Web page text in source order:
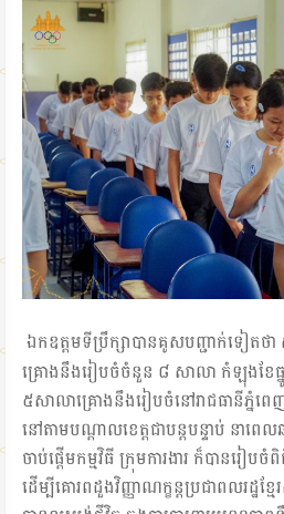
ឯកឧត្តមទីប្រឹក្សាបានគូសបញ្ជាក់ទៀតថា ស
គ្រោងនឹងរៀបចំចំនួន ៨ សាលា កំឡុងខែធ្នូ
៥សាលាគ្រោងនឹងរៀបចំនៅរាជធានីភ្នំ
នៅតាមបណ្ដាលខេត្តជាបន្ដបន្ទាប់ នាព
ចាប់ផ្ដើមកម្មវិធី ក្រុមការងារ ក៏បានរៀប
ដើម្បីគោរពដួងវិញ្ញាណក្ខន្ដប្រជាពលរដ្ឋខ្